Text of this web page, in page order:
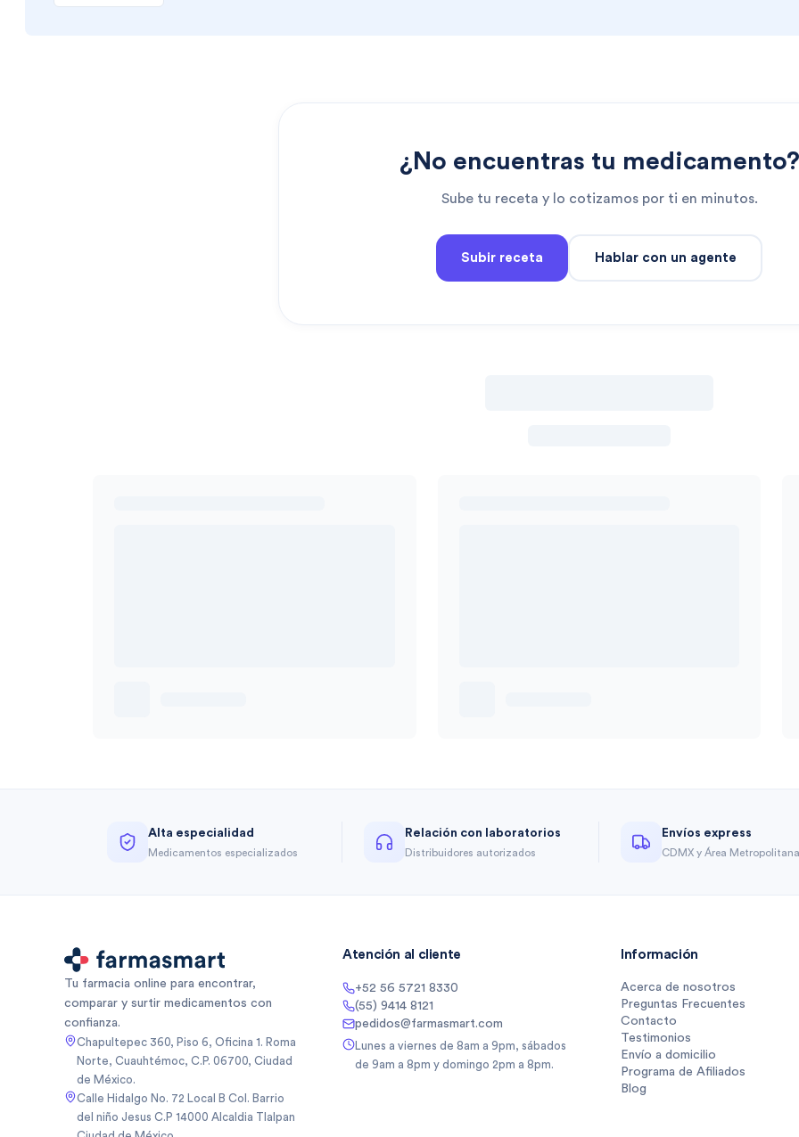
¿No encuentras tu medicamento?
Sube tu receta y lo cotizamos por ti en minutos.
Subir receta Hablar con un agente
Alta especialidad
Medicamentos especializados
Relación con laboratorios
Distribuidores autorizados
Envíos express
CDMX y Área Metropolitana
Tu farmacia online para encontrar,
comparar y surtir medicamentos con
confianza.
Chapultepec 360, Piso 6, Oficina 1. Roma
Norte, Cuauhtémoc, C.P. 06700, Ciudad
de México.
Calle Hidalgo No. 72 Local B Col. Barrio
del niño Jesus C.P 14000 Alcaldia Tlalpan
Atención al cliente
+52 56 5721 8330
(55) 9414 8121
pedidos@farmasmart.com
Lunes a viernes de 8am a 9pm, sábados
de 9am a 8pm y domingo 2pm a 8pm.
Información
Acerca de nosotros
Preguntas Frecuentes
Contacto
Testimonios
Envío a domicilio
Programa de Afiliados
Blog